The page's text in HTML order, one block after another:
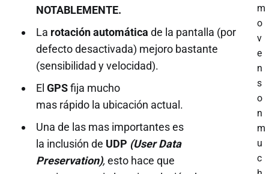
NOTABLEMENTE.
La rotación automática de la pantalla (por
defecto desactivada) mejoro bastante
(sensibilidad y velocidad).
El GPSfija mucho
mas rápido la ubicación actual.
Una de las mas importantes es
la inclusión de UDP (User Data
Preservation), esto hace que
m
o
v
e
n
s
o
n
m
u
c